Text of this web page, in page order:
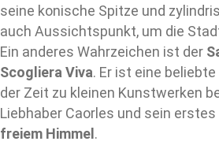
seine konische Spitze und
auch Aussichtspunkt, um die
Ein anderes Wahrzeichen ist der
Scogliera Viva. Er ist eine
der Zeit zu kleinen Kunstwerken
Liebhaber Caorles und sein
freiem Himmel .